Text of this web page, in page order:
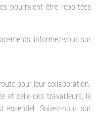
pourraient être reportées
informez-vous sur
pour leur collaboration.
et celle des travailleurs, le
essentiel. Suivez-nous sur